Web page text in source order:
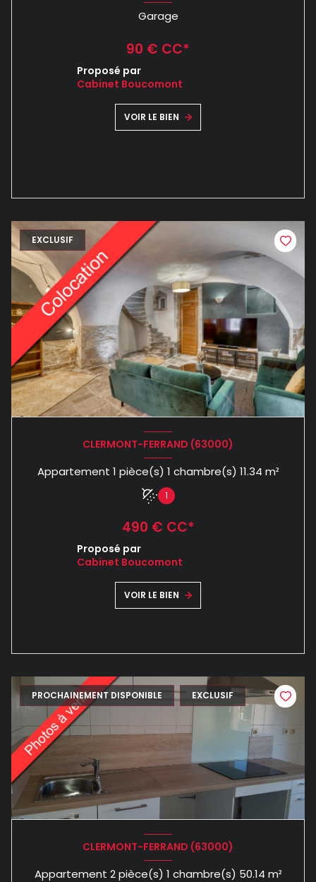
Garage
90 € CC*
Proposé par
Cabinet Boucomont
VOIR LE BIEN
EXCLUSIF
CLERMONT-FERRAND (63000)
Appartement 1 pièce(s) 1 chambre(s) 11.34 m²
1
490 € CC*
Proposé par
Cabinet Boucomont
VOIR LE BIEN
PROCHAINEMENT DISPONIBLE EXCLUSIF
CLERMONT-FERRAND (63000)
Appartement 2 pièce(s) 1 chambre(s) 50.14 m²